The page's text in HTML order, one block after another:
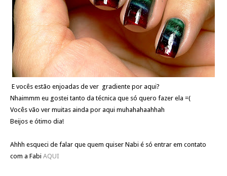
E vocês estão enjoadas de ver gradiente por aqui?
Nhaimmm eu gostei tanto da técnica que só quero fazer ela =(
Vocês vão ver muitas ainda por aqui muhahahaahhah
Beijos e ótimo dia!
Ahhh esqueci de falar que quem quiser Nabi é só entrar em contato
com a Fabi AQUI